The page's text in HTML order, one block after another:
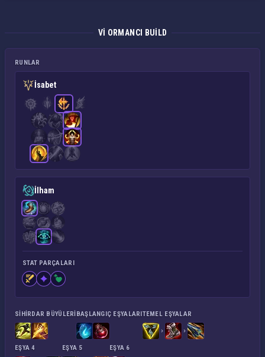
VI ORMANCI BUILD
RUNLAR
İsabet
İlham
STAT PARÇALARI
SIHIRDAR BÜYÜLERIBAŞLANGIÇ EŞYALARITEMEL EŞYALAR
EŞYA 4 EŞYA 5 EŞYA 6